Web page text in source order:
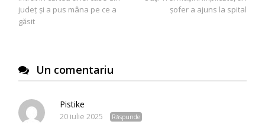
articole
șofer a ajuns la spital
județ și a pus mâna pe ce a
găsit
Un comentariu
Pistike
20 iulie 2025 Răspunde